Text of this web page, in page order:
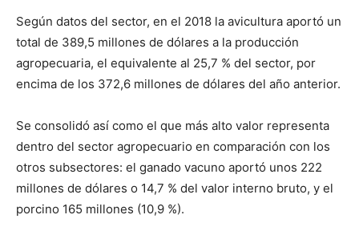
Según datos del sector, en el 2018 la avicultura aportó un
total de 389,5 millones de dólares a la producción
agropecuaria, el equivalente al 25,7 % del sector, por
encima de los 372,6 millones de dólares del año anterior.
Se consolidó así como el que más alto valor representa
dentro del sector agropecuario en comparación con los
otros subsectores: el ganado vacuno aportó unos 222
millones de dólares o 14,7 % del valor interno bruto, y el
porcino 165 millones (10,9 %).